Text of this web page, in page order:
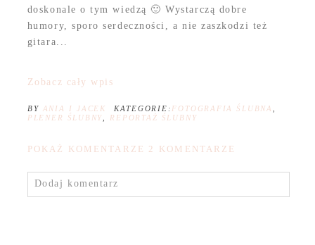
doskonale o tym wiedzą 🙂 Wystarczą dobre
humory, sporo serdeczności, a nie zaszkodzi też
gitara...
Zobacz cały wpis
BY ANIA I JACEK KATEGORIE: FOTOGRAFIA ŚLUBNA
PLENER ŚLUBNY
REPORTAŻ ŚLUBNY
POKAŻ KOMENTARZE 2 KOMENTARZE
Dodaj komentarz